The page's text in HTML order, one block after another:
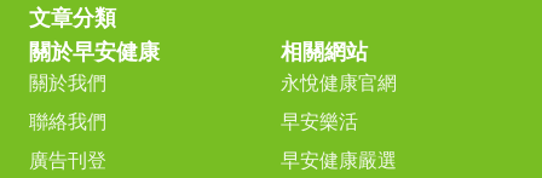
文章分類
關於早安健康
關於我們
聯絡我們
廣告刊登
相關網站
永悅健康官網
早安樂活
早安健康嚴選